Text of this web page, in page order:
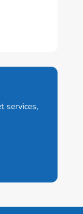
services,